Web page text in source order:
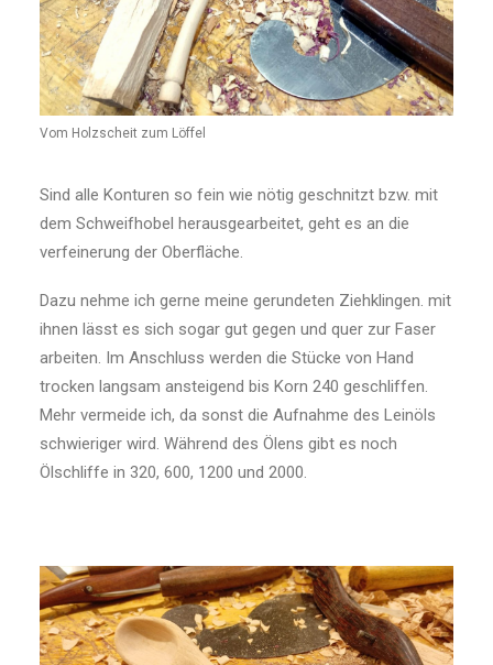
Vom Holzscheit zum Löffel
Sind alle Konturen so fein wie nötig geschnitzt bzw. mit
dem Schweifhobel herausgearbeitet, geht es an die
verfeinerung der Oberfläche.
Dazu nehme ich gerne meine gerundeten Ziehklingen. mit
ihnen lässt es sich sogar gut gegen und quer zur Faser
arbeiten. Im Anschluss werden die Stücke von Hand
trocken langsam ansteigend bis Korn 240 geschliffen.
Mehr vermeide ich, da sonst die Aufnahme des Leinöls
schwieriger wird. Während des Ölens gibt es noch
Ölschliffe in 320, 600, 1200 und 2000.